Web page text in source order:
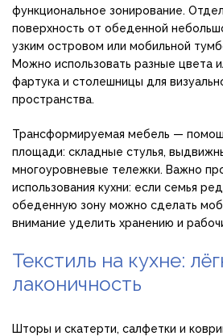
функциональное зонирование.
поверхность от обеденной
узким островом или мобильной
Можно использовать разные цвета
фартука и столешницы для
пространства.
Трансформируемая мебель —
площади: складные стулья,
многоуровневые тележки. Важно
использования кухни: если семья
обеденную зону можно сделать
внимание уделить хранению и
Текстиль на кухне:
лаконичность
Шторы и скатерти, салфетки и